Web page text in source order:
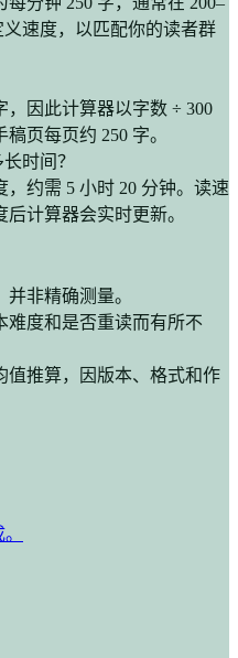
速度，以匹配你的读者群
，因此计算器以字数 ÷ 300
页每页约 250 字。
时间？
，约需 5 小时 20 分钟。读速
计算器会实时更新。
非精确测量。
难度和是否重读而有所不
值推算，因版本、格式和作